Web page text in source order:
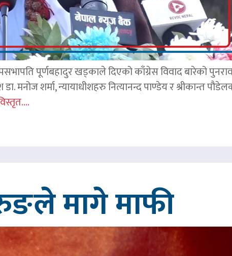
पूर्णबहादुर खड्काले दिएको काँग्रेस विवाद बारेको
मनोज शर्मा, न्यायाधीशहरु नित्यानन्द पाण्डेय र श्रीकान्त
मागे माफी